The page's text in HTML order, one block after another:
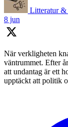
Litteratur
8 jun
När verkligheten
väntrummet. Efter
att undantag är ett
upptäckt att politik